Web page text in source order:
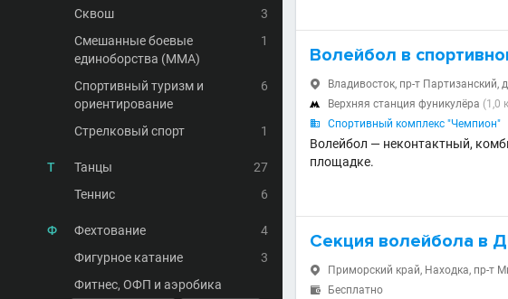
Сквош
3
Смешанные боевые
единоборства (MMA)
1
Спортивный туризм и
ориентирование
6
Стрелковый спорт 1
Т Танцы
27
Теннис
6
Ф Фехтование
4
Фигурное катание
3
Фитнес, ОФП и аэробика
Волейбол в
 Владивосток, пр-т Партизанский,
 Верхняя станция фуникулёра (1,0
 Спортивный комплекс "Чемпион"
Волейбол — неконтактный,
площадке.
Секция волейбола
 Приморский край, Находка, пр-т
 Бесплатно